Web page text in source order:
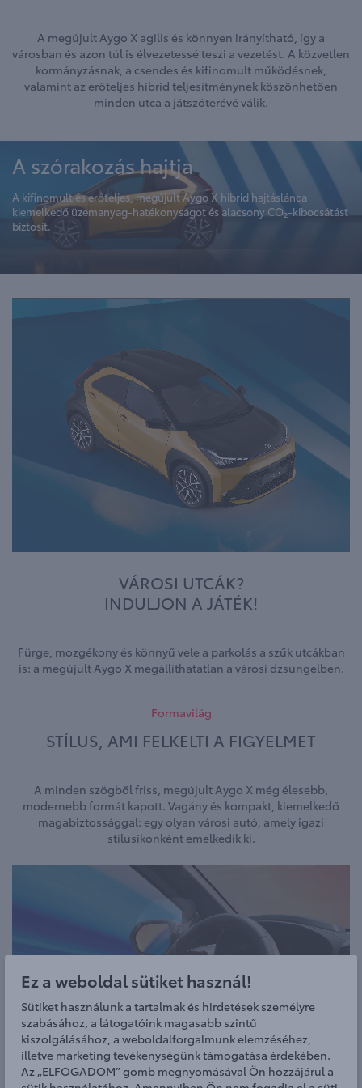
A megújult Aygo X agilis és könnyen irányítható, így a
városban és azon túl is élvezetessé teszi a vezetést. A közvetlen
kormányzásnak, a csendes és kifinomult működésnek,
valamint az erőteljes hibrid teljesítménynek köszönhetően
minden utca a játszóterévé válik.
A szórakozás hajtja
A kifinomult és erőteljes, megújult Aygo X hibrid hajtáslánca
kiemelkedő üzemanyag-hatékonyságot és alacsony CO₂-kibocsátást
biztosít.
VÁROSI UTCÁK?
INDULJON A JÁTÉK!
Fürge, mozgékony és könnyű vele a parkolás a szűk utcákban
is: a megújult Aygo X megállíthatatlan a városi dzsungelben.
Formavilág
STÍLUS, AMI FELKELTI A FIGYELMET
A minden szögből friss, megújult Aygo X még élesebb,
modernebb formát kapott. Vagány és kompakt, kiemelkedő
magabiztossággal: egy olyan városi autó, amely igazi
stílusikonként emelkedik ki.
Ez a weboldal sütiket használ!
Sütiket használunk a tartalmak és hirdetések személyre
szabásához, a látogatóink magasabb szintű
kiszolgálásához, a weboldalforgalmunk elemzéséhez,
illetve marketing tevékenységünk támogatása érdekében.
Az „ELFOGADOM” gomb megnyomásával Ön hozzájárul a